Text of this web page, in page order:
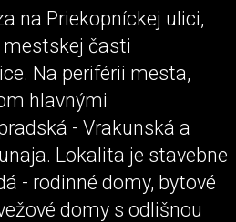
na Priekopníckej ulici,
časti
Na periférii mesta,
hlavnými
- Vrakunská a
Lokalita je stavebne
- rodinné domy, bytové
domy s odlišnou